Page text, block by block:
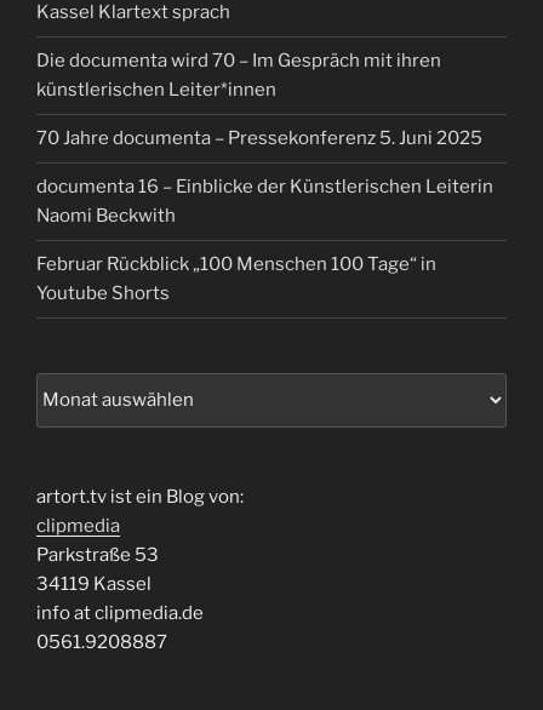
Kassel Klartext sprach
Die documenta wird 70 – Im Gespräch mit ihren
künstlerischen Leiter*innen
70 Jahre documenta – Pressekonferenz 5. Juni 2025
documenta 16 – Einblicke der Künstlerischen Leiterin
Naomi Beckwith
Februar Rückblick „100 Menschen 100 Tage“ in
Youtube Shorts
artort.tv ist ein Blog von:
clipmedia
Parkstraße 53
34119 Kassel
info at clipmedia.de
0561.9208887